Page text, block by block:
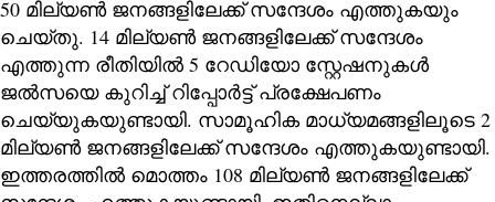
50 മില്യൺ ജനങ്ങളിലേക്ക് സന്ദേശം എത്തുകയും
ചെയ്തു. 14 മില്യൺ ജനങ്ങളിലേക്ക് സന്ദേശം
എത്തുന്ന രീതിയിൽ 5 റേഡിയോ സ്റ്റേഷനുകൾ
ജൽസയെ കുറിച്ച് റിപ്പോർട്ട് പ്രക്ഷേപണം
ചെയ്യുകയുണ്ടായി. സാമൂഹിക മാധ്യമങ്ങളിലൂടെ 2
മില്യൺ ജനങ്ങളിലേക്ക് സന്ദേശം എത്തുകയുണ്ടായി.
ഇത്തരത്തിൽ മൊത്തം 108 മില്യൺ ജനങ്ങളിലേക്ക്